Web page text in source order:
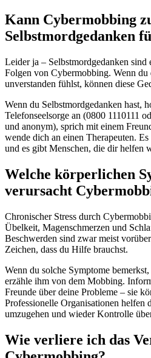
Kann Cybermobbing
Selbstmordgedanken
Leider ja – Selbstmordgedanken sind
Folgen von Cybermobbing. Wenn
unverstanden fühlst, können diese
Wenn du Selbstmordgedanken hast,
Telefonseelsorge an (0800 1110111
und anonym), sprich mit einem
wende dich an einen Therapeuten.
und es gibt Menschen, die dir helfen
Welche körperlichen
verursacht
Chronischer Stress durch
Übelkeit, Magenschmerzen und
Beschwerden sind zwar meist
Zeichen, dass du Hilfe brauchst.
Wenn du solche Symptome
erzähle ihm von dem Mobbing.
Freunde über deine Probleme – sie
Professionelle Organisationen helfen
umzugehen und wieder Kontrolle
Wie verliere ich das